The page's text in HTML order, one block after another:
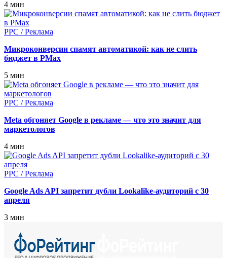
4 мин
PPC / Реклама
Микроконверсии спамят автоматикой: как не слить
бюджет в PMax
5 мин
PPC / Реклама
Meta обгоняет Google в рекламе — что это значит для
маркетологов
4 мин
PPC / Реклама
Google Ads API запретит дубли Lookalike-аудиторий с 30
апреля
3 мин